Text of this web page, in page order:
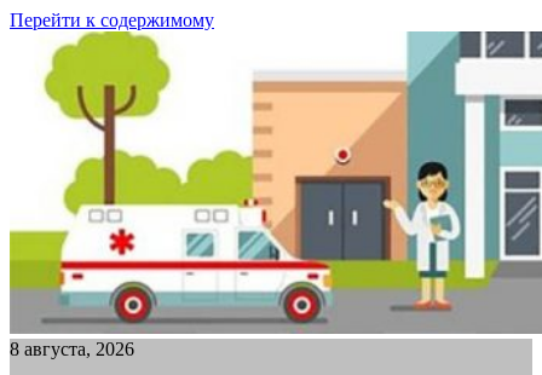
Перейти к содержимому
8 августа, 2026